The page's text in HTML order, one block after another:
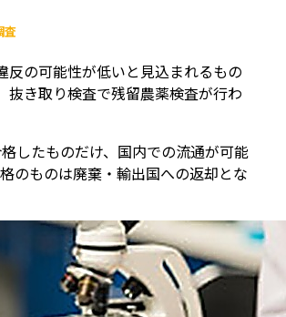
査
反の可能性が低いと見込まれるもの
抜き取り検査で残留農薬検査が行わ
したものだけ、国内での流通が可能
のものは廃棄・輸出国への返却とな